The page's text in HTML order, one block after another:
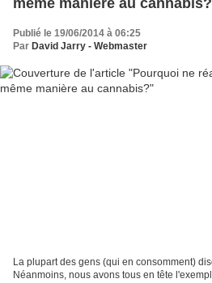
Publié le 19/06/2014 à 06:25
Par David Jarry - Webmaster
La plupart des gens (qui en consomment)
Néanmoins, nous avons tous en tête